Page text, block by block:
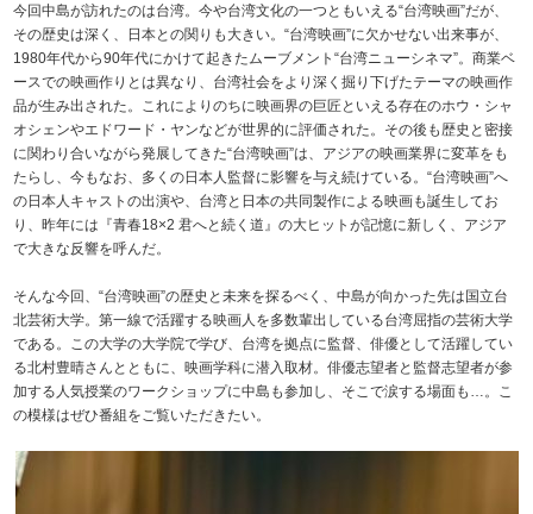
今回中島が訪れたのは台湾。今や台湾文化の一つともいえる“台湾映画”だが、
その歴史は深く、日本との関りも大きい。“台湾映画”に欠かせない出来事が、
1980年代から90年代にかけて起きたムーブメント“台湾ニューシネマ”。商業ベ
ースでの映画作りとは異なり、台湾社会をより深く掘り下げたテーマの映画作
品が生み出された。これによりのちに映画界の巨匠といえる存在のホウ・シャ
オシェンやエドワード・ヤンなどが世界的に評価された。その後も歴史と密接
に関わり合いながら発展してきた“台湾映画”は、アジアの映画業界に変革をも
たらし、今もなお、多くの日本人監督に影響を与え続けている。“台湾映画”へ
の日本人キャストの出演や、台湾と日本の共同製作による映画も誕生してお
り、昨年には『青春18×2 君へと続く道』の大ヒットが記憶に新しく、アジア
で大きな反響を呼んだ。
そんな今回、“台湾映画”の歴史と未来を探るべく、中島が向かった先は国立台
北芸術大学。第一線で活躍する映画人を多数輩出している台湾屈指の芸術大学
である。この大学の大学院で学び、台湾を拠点に監督、俳優として活躍してい
る北村豊晴さんとともに、映画学科に潜入取材。俳優志望者と監督志望者が参
加する人気授業のワークショップに中島も参加し、そこで涙する場面も…。こ
の模様はぜひ番組をご覧いただきたい。